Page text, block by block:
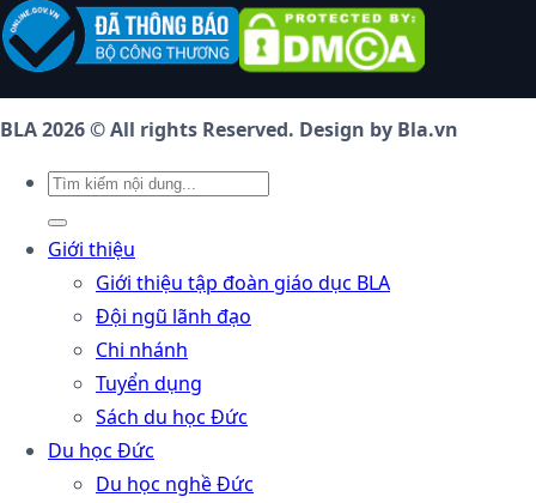
BLA 2026 © All rights Reserved. Design by Bla.vn
Giới thiệu
Giới thiệu tập đoàn giáo dục BLA
Đội ngũ lãnh đạo
Chi nhánh
Tuyển dụng
Sách du học Đức
Du học Đức
Du học nghề Đức